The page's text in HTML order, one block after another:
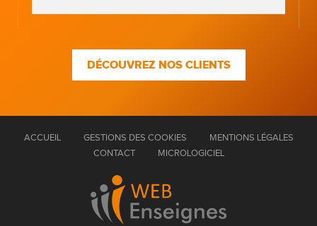
DÉCOUVREZ NOS CLIENTS
ACCUEIL GESTIONS DES COOKIES
MENTIONS LÉGALES
CONTACT
MICROLOGICIEL